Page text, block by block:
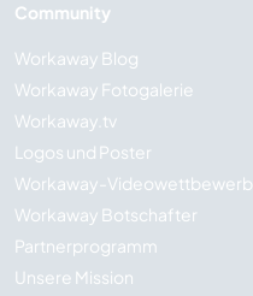
Community
Workaway Blog
Workaway Fotogalerie
Workaway.tv
Logos und Poster
Workaway-Videowettbewerb
Workaway Botschafter
Partnerprogramm
Unsere Mission